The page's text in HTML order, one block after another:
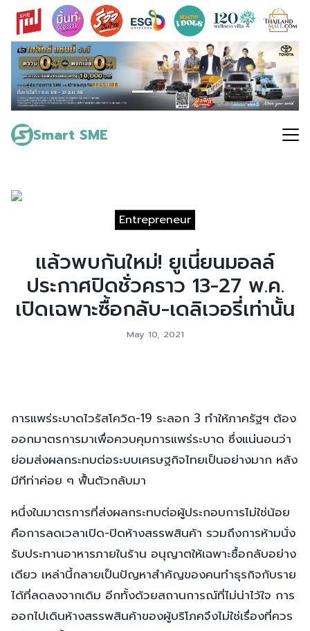
Skip
content
Smart SME
Search
for:
Entrepreneur
แล้วพบกันใหม่! ยูเนี่ยนมอลล์
ประกาศปิดชั่วคราว 13-27 พ.ค.
เปิดเฉพาะซื้อกลับ-เดลิเวอรี่เท่านั้น
May 10, 2021
การแพร่ระบาดไวรัสโควิด-19 ระลอก 3 ทำให้ภาครัฐฯ ต้อง
ออกมาตรการมาเพื่อควบคุมการแพร่ระบาด ซึ่งแน่นอนว่า
ย่อมส่งผลกระทบต่อระบบเศรษฐกิจไทยเป็นอย่างมาก หลัง
มีทีท่าค่อย ๆ ฟื้นตัวกลับมา
หนึ่งในมาตรการที่ส่งผลกระทบต่อผู้ประกอบการไม่ใช่น้อย
คือการลดเวลาเปิด-ปิดห้างสรรพสินค้า รวมถึงการห้ามนั่ง
รับประทานอาหารภายในร้าน อนุญาตให้เฉพาะซื้อกลับอย่าง
เดียว เหล่านี้กลายเป็นปัญหาสำคัญของคนทำธุรกิจกับราย
ได้ที่ลดลงจากเดิม อีกทั้งด้วยสถานการณ์ที่ไม่น่าไว้ใจ การ
ออกไปเดินห้างสรรพสินค้าของผู้บริโภคจึงไม่ใช่เรื่องที่ควร